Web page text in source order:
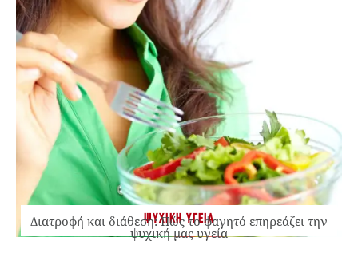
ΨΥΧΙΚΗ ΥΓΕΙΑ
Διατροφή και διάθεση: Πώς το φαγητό επηρεάζει την
ψυχική μας υγεία